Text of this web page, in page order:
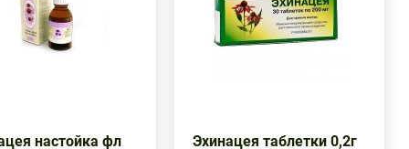
настойка фл
Эхинацея таблетки 0,2г